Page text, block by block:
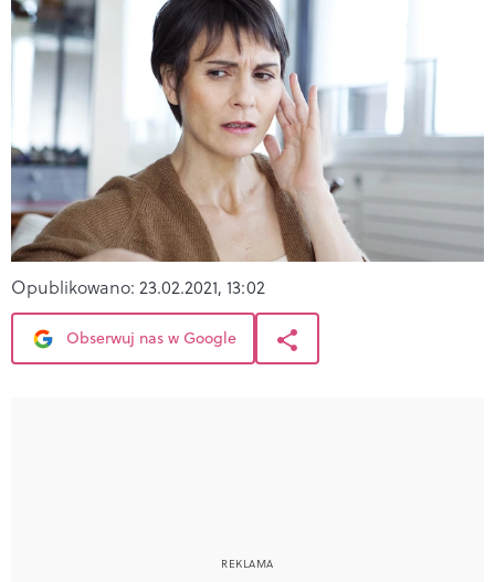
Opublikowano: 23.02.2021, 13:02
Obserwuj nas w Google